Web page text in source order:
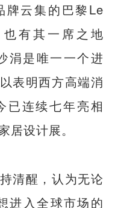
牌云集的巴黎Le
有其一席之地
是唯一一个进
表明西方高端消
已连续七年亮相
设计展。
清醒，认为无论
进入全球市场的